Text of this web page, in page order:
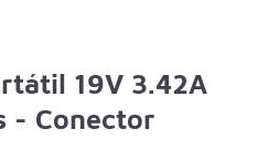
19V 3.42A
- Conector